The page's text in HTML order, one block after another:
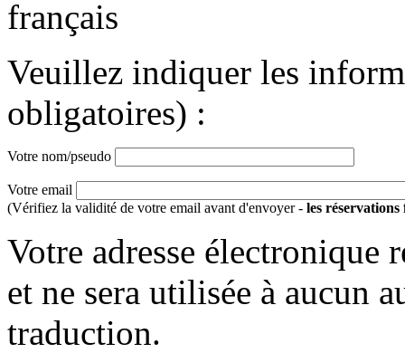
français
Veuillez indiquer les
obligatoires) :
Votre nom/pseudo
Votre email
(Vérifiez la validité de votre email avant d'envoyer - les réservations
Votre adresse électronique
et ne sera utilisée à aucun
traduction.